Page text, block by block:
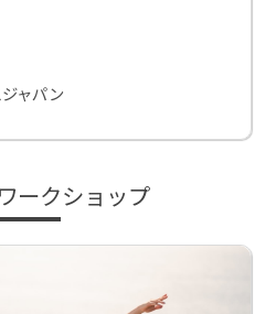
ャパン
ークショップ